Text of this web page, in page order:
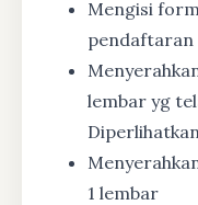
Mengisi
pendaftaran
lembar yg
1 lembar